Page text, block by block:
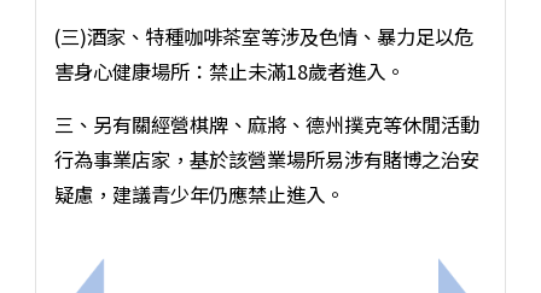
(三)酒家、特種咖啡茶室等涉及色情、暴力足以危
害身心健康場所：禁止未滿18歲者進入。
三、另有關經營棋牌、麻將、德州撲克等休閒活動
行為事業店家，基於該營業場所易涉有賭博之治安
疑慮，建議青少年仍應禁止進入。